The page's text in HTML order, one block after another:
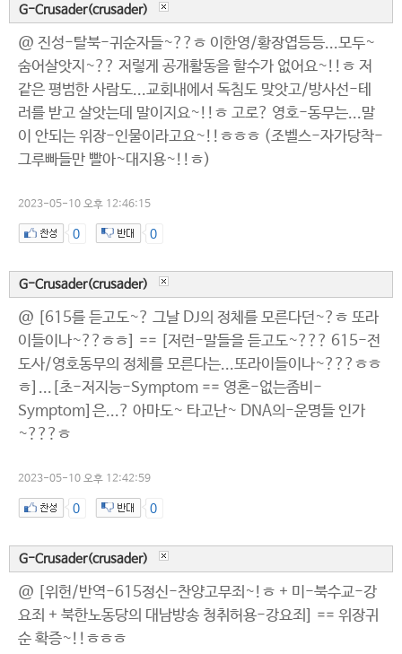
G-Crusader(crusader)
@ 진성-탈북-귀순자들~??ㅎ 이한영/황장엽등등...모두~
숨어살앗지~?? 저렇게 공개활동을 할수가 없어요~!!ㅎ 저
같은 평범한 사람도...교회내에서 독침도 맞앗고/방사선-테
러를 받고 살앗는데 말이지요~!!ㅎ 고로? 영호-동무는...말
이 안되는 위장-인물이라고요~!!ㅎㅎㅎ (조벨스-자가당착-
그루빠들만 빨아~대지용~!!ㅎ)
2023-05-10 오후 12:46:15
0 0
G-Crusader(crusader)
@ [615를 듣고도~? 그날 DJ의 정체를 모른다던~?ㅎ 또라
이들이나~??ㅎㅎ] == [저런-말들을 듣고도~??? 615-전
도사/영호동무의 정체를 모른다는...또라이들이나~???ㅎㅎ
ㅎ]...[초-저지능-Symptom == 영혼-없는좀비-
Symptom]은...? 아마도~ 타고난~ DNA의-운명들 인가
~???ㅎ
2023-05-10 오후 12:42:59
0 0
G-Crusader(crusader)
@ [위헌/반역-615정신-찬양고무죄~!ㅎ + 미-북수교-강
요죄 + 북한노동당의 대남방송 청취허용-강요죄] == 위장귀
순 확증~!!ㅎㅎㅎ